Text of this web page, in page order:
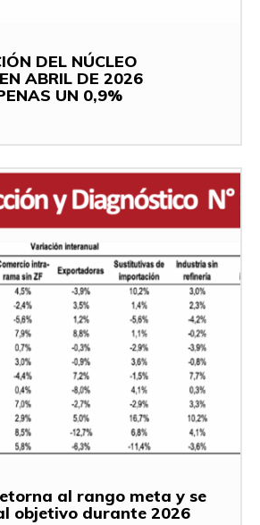
DEL NÚCLEO
ABRIL DE 2026
UN 0,9%
al rango meta y se
objetivo durante 2026